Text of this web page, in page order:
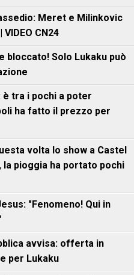
Meret e Milinkovic
CN24
bloccato! Solo Lukaku può
è tra i pochi a poter
ha fatto il prezzo per
volta lo show a Castel
la pioggia ha portato pochi
"Fenomeno! Qui in
avvisa: offerta in
per Lukaku